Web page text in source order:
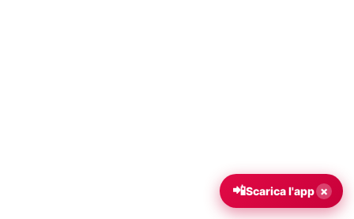
📲Scarica l'app ×